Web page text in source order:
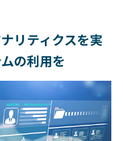
リティクスを実
の利用を